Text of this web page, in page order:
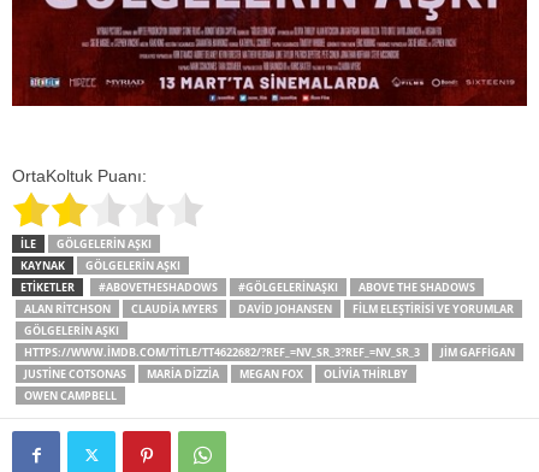
OrtaKoltuk Puanı:
İLE
GÖLGELERIN AŞKI
KAYNAK
GÖLGELERIN AŞKI
ETİKETLER
#ABOVETHESHADOWS #GÖLGELERINAŞKI
ABOVE THE SHADOWS
ALAN RITCHSON
CLAUDIA MYERS DAVID JOHANSEN
FILM ELEŞTIRISI VE YORUMLAR
GÖLGELERIN AŞKI
HTTPS://WWW.IMDB.COM/TITLE/TT4622682/?REF_=NV_SR_3?REF_=NV_SR_3
JIM GAFFIGAN
JUSTINE COTSONAS
MARIA DIZZIA MEGAN FOX
OLIVIA THIRLBY
OWEN CAMPBELL